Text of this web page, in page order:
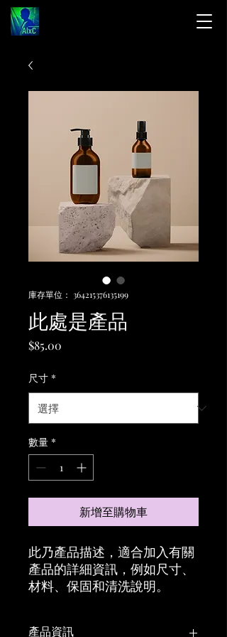
庫存單位： 364215376135199
此處是產品
$85.00
尺寸 *
數量 *
新增至購物車
此乃產品描述，適合加入有關
產品的詳細資訊，例如尺寸、
材料、保固和清洗說明。
產品資訊